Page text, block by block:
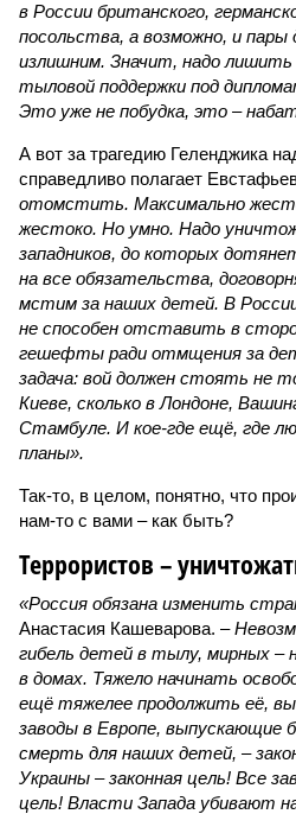
в России британского,
посольства, а возможно, и пары
излишним. Значит, надо
тыловой поддержки под
Это уже не побудка, это –
А вот за трагедию Геленджика
справедливо полагает
отомстить. Максимально
жестоко. Но умно. Надо
западников, до которых
на все обязательства,
мстим за наших детей. В
не способен отставить в
гешефты ради отмщения за
задача: вой должен стоять не
Киеве, сколько в Лондоне,
Стамбуле. И кое-где ещё, где
планы».
Так-то, в целом, понятно, что
нам-то с вами – как быть?
Террористов –
«Россия обязана изменить
Анастасия Кашеварова. –
гибель детей в тылу, мирных –
в домах. Тяжело начинать
ещё тяжелее продолжить её,
заводы в Европе, выпускающие
смерть для наших детей, –
Украины – законная цель! Все
цель! Власти Запада убивают